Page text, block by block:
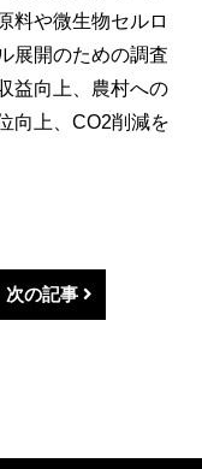
料や微生物セルロ
展開のための調査
益向上、農村への
向上、CO2削減を
次の記事